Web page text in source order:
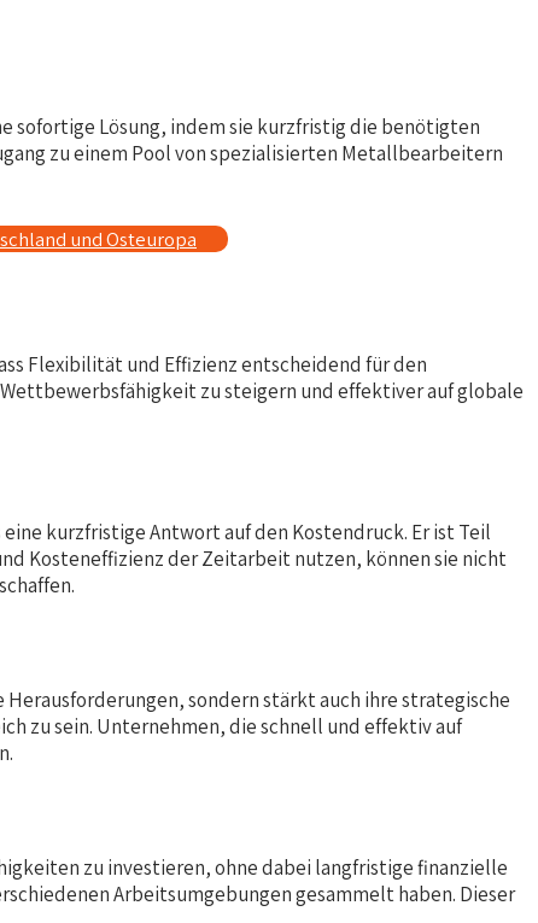
sofortige Lösung, indem sie kurzfristig die benötigten
zu einem Pool von spezialisierten Metallbearbeitern
und Osteuropa
Flexibilität und Effizienz entscheidend für den
zu steigern und effektiver auf globale
kurzfristige Antwort auf den Kostendruck. Er ist Teil
Kosteneffizienz der Zeitarbeit nutzen, können sie nicht
sondern stärkt auch ihre strategische
zu sein. Unternehmen, die schnell und effektiv auf
zu investieren, ohne dabei langfristige finanzielle
Arbeitsumgebungen gesammelt haben. Dieser